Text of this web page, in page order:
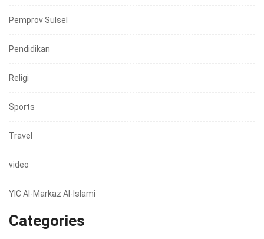
Pemprov Sulsel
Pendidikan
Religi
Sports
Travel
video
YIC Al-Markaz Al-Islami
Categories